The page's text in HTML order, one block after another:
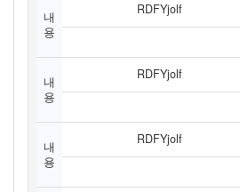
내
용
RDFYjolf
내
용
RDFYjolf
내
용
RDFYjolf